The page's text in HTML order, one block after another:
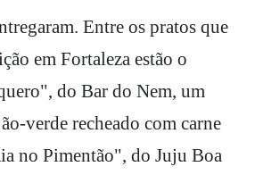
Entre os pratos que
em Fortaleza estão o
do Bar do Nem, um
verde recheado com carne
no Pimentão", do Juju Boa